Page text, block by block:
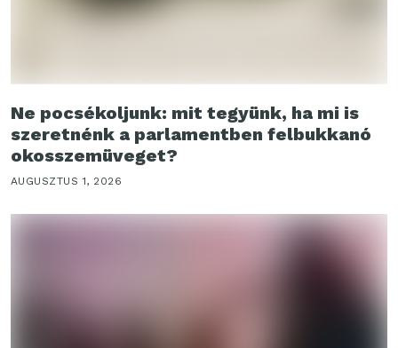
Ne pocsékoljunk: mit tegyünk, ha mi is
szeretnénk a parlamentben felbukkanó
okosszemüveget?
AUGUSZTUS 1, 2026